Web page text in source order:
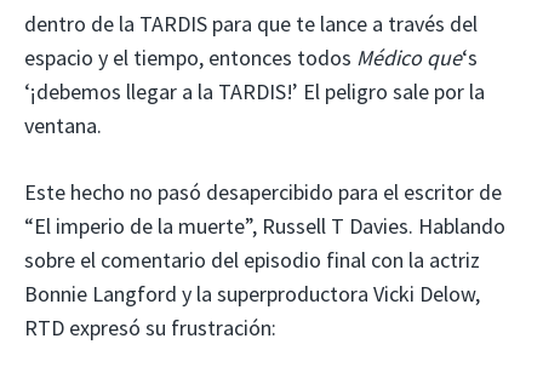
dentro de la TARDIS para que te lance a través del
espacio y el tiempo, entonces todos Médico que‘s
‘¡debemos llegar a la TARDIS!’ El peligro sale por la
ventana.
Este hecho no pasó desapercibido para el escritor de
“El imperio de la muerte”, Russell T Davies. Hablando
sobre el comentario del episodio final con la actriz
Bonnie Langford y la superproductora Vicki Delow,
RTD expresó su frustración: